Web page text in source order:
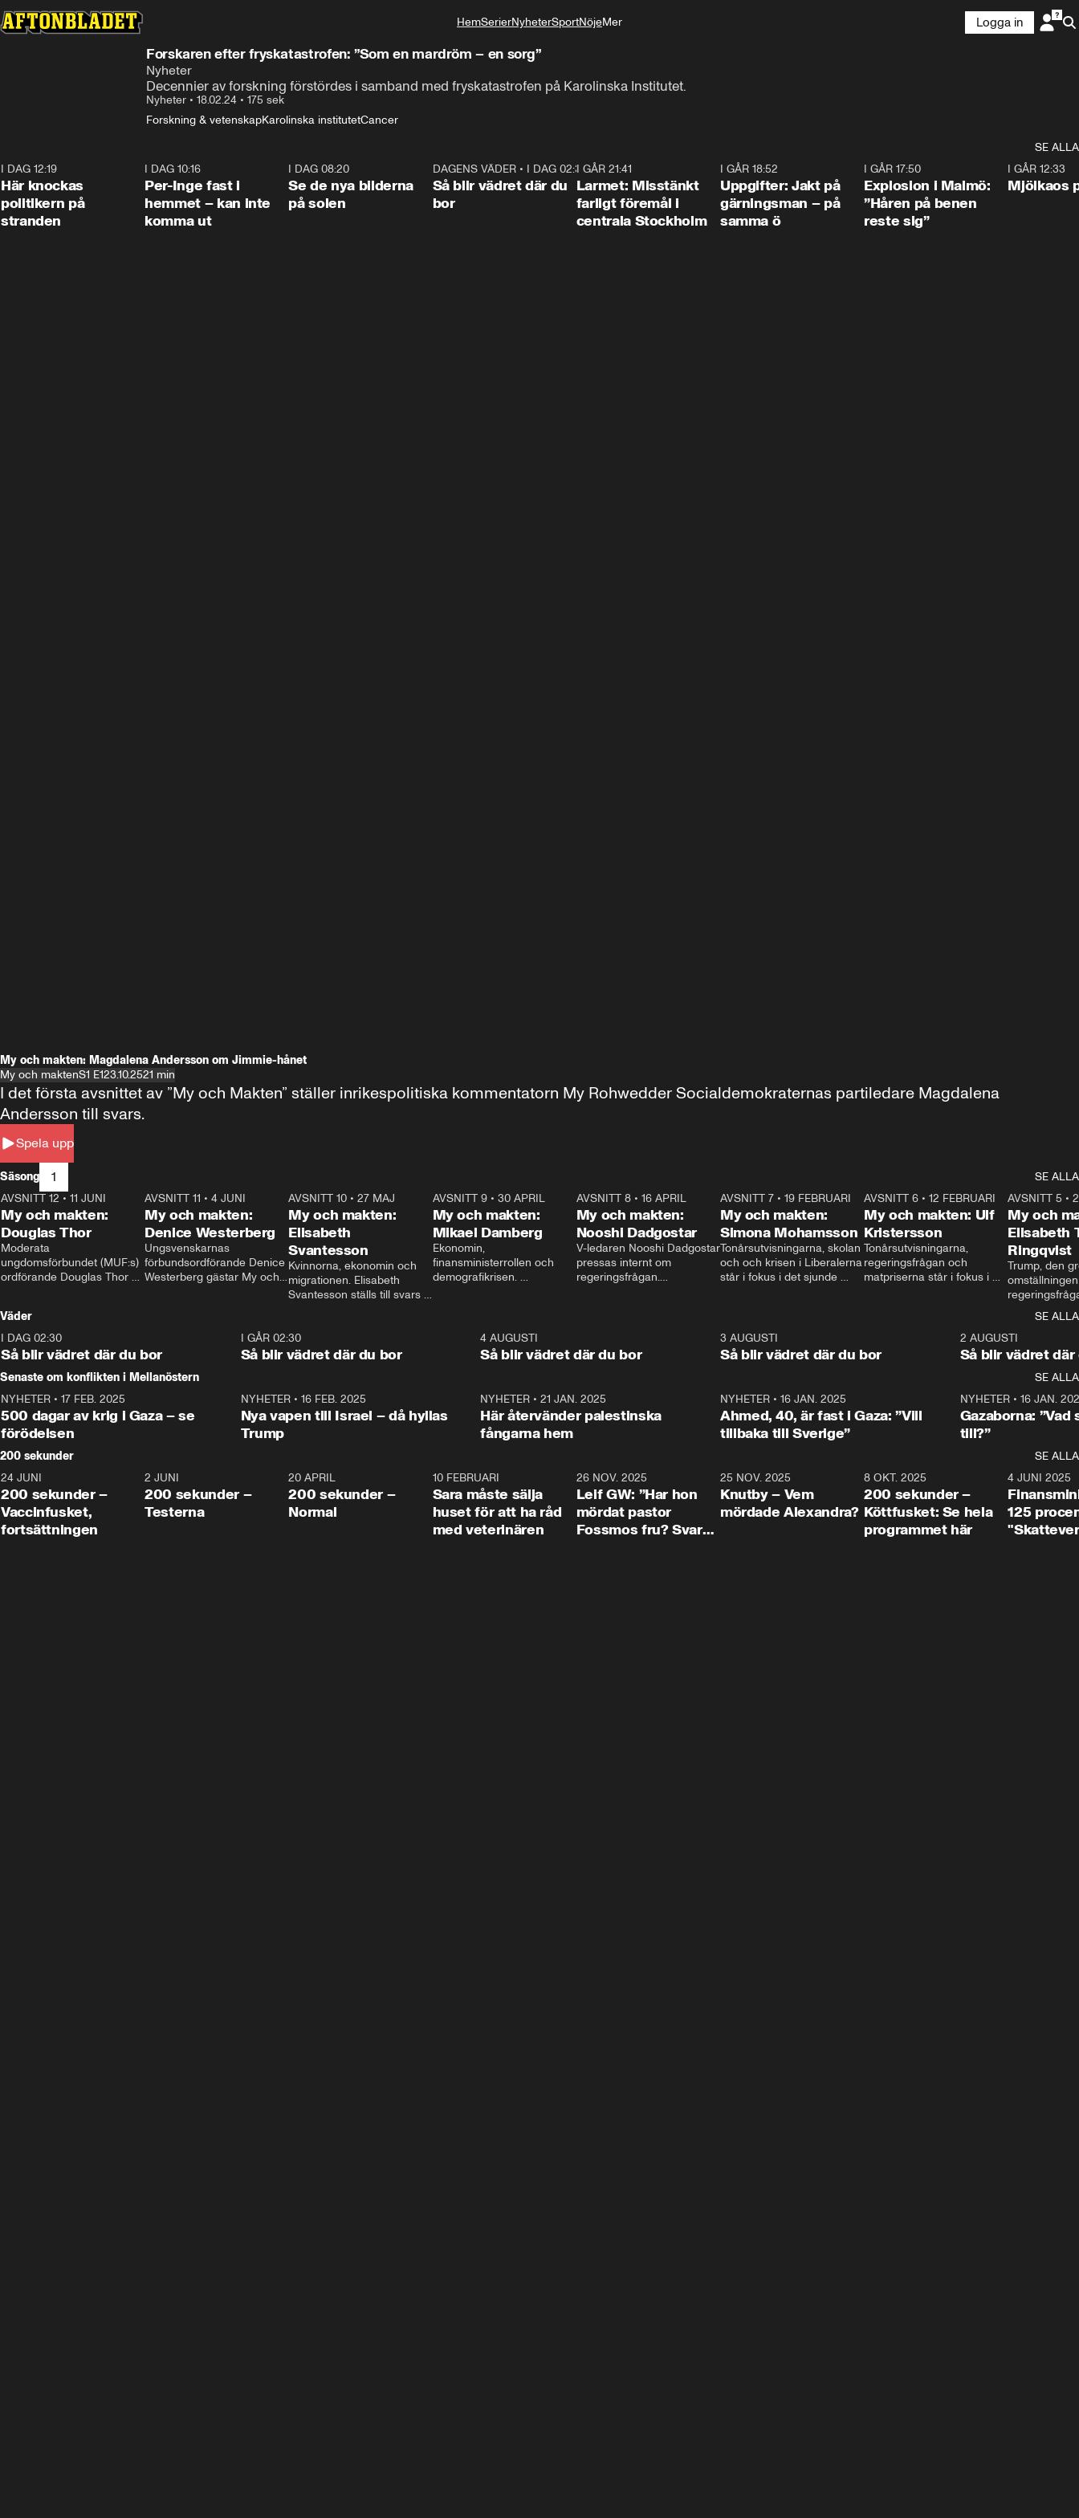
HemSerierNyheterSportNöjeMer
Logga in
Forskaren efter fryskatastrofen: ”Som en mardröm – en sorg”
Nyheter
Decennier av forskning förstördes i samband med fryskatastrofen på Karolinska Institutet.
Nyheter • 18.02.24 • 175 sek
Forskning & vetenskapKarolinska institutetCancer
SE ALLA
I DAG 12:19
Här knockas
politikern på
stranden
I DAG 10:16
Per-Inge fast i
hemmet – kan inte
komma ut
I DAG 08:20
Se de nya bilderna
på solen
1:06
DAGENS VÄDER• I DAG 02:30
Så blir vädret där du
bor
I GÅR 21:41
Larmet: Misstänkt
farligt föremål i
centrala Stockholm
I GÅR 18:52
Uppgifter: Jakt på
gärningsman – på
samma ö
I GÅR 17:50
Explosion i Malmö:
”Håren på benen
reste sig”
I GÅR 12:33
Mjölkaos
My och makten: Magdalena Andersson om Jimmie-hånet
My och maktenS1 E123.10.2521 min
Spela upp
I det första avsnittet av ”My och Makten” ställer inrikespolitiska kommentatorn My Rohwedder Socialdemokraternas partiledare Magdalena
Andersson till svars.
Säsong 1
SE ALLA
26:27
AVSNITT 12 • 11 JUNI
My och makten:
Douglas Thor
Moderata
ungdomsförbundet (MUF:s)
ordförande Douglas Thor
tonårsutvisningarna och hur
Moderaterna ska locka
väljare till valet i höst.
23:40
AVSNITT 11 •4 JUNI
My och makten:
Denice Westerberg
Ungsvenskarnas
förbundsordförande Denice
Westerberg gästar My och
AVSNITT 10 •27 MAJ
My och makten:
Elisabeth
Svantesson
Kvinnorna, ekonomin och
migrationen. Elisabeth
Svantesson ställs till svars
AVSNITT 9• 30 APRIL
My och makten:
Mikael Damberg
Ekonomin,
finansministerrollen och
demografikrisen.
och Makten.
AVSNITT 8• 16 APRIL
My och makten:
Nooshi Dadgostar
V-ledaren Nooshi Dadgostar
pressas internt om
regeringsfrågan.
– Vi ställer upp i val. Ska vi
vara med så sitter vi förstås
24:30
AVSNITT 7• 19 FEBRUARI
My och makten:
Simona Mohamsson
Tonårsutvisningarna, skolan
och och krisen i Liberalerna
står i fokus i det sjunde
kommentator My
Rohwedder ställer
utbildnings- och
Mohamsson till svars.
27:30
AVSNITT 6 •12 FEBRUARI
My och makten: Ulf
Kristersson
Tonårsutvisningarna,
regeringsfrågan och
matpriserna står i fokus i
Rohwedder ställer
statsminister Ulf Kristersson
AVSNITT 5 •
My och
Elisabeth
Ringqvist
Trump, den
centrum i
avsnittet av
Makten”. Se
Aftonbladets
Rohwedder
Thand Ring
Väder
SE ALLA
I DAG 02:30
Så blir vädret där du bor
1:06
I GÅR 02:30
Så blir vädret där du bor
4 AUGUSTI
Så blir vädret där du bor
3 AUGUSTI
Så blir vädret där du bor
2 AUGUSTI
Så blir vädret där
Senaste om konflikten i Mellanöstern
SE ALLA
NYHETER • 17 FEB. 2025
500 dagar av krig i Gaza – se
förödelsen
NYHETER• 16 FEB. 2025
Nya vapen till Israel – då hyllas
Trump
NYHETER •21 JAN. 2025
Här återvänder palestinska
fångarna hem
NYHETER• 16 JAN. 2025
Ahmed, 40, är fast i Gaza: ”Vill
tillbaka till Sverige”
NYHETER• 16 JAN.
Gazaborna:
till?”
200 sekunder
SE ALLA
5:00
24 JUNI
200 sekunder –
Vaccinfusket,
fortsättningen
4:23
2 JUNI
200 sekunder –
Testerna
20 APRIL
200 sekunder –
Normal
10 FEBRUARI
Sara måste sälja
huset för att ha råd
med veterinären
26 NOV. 2025
Leif GW: ”Har hon
mördat pastor
Fossmos fru? Svar
31:05
25 NOV. 2025
Knutby – Vem
mördade Alexandra?
4:29
8 OKT. 2025
200 sekunder –
Köttfusket: Se hela
programmet här
4 JUNI 2025
125